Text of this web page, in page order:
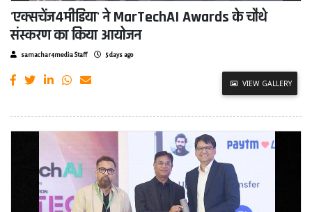
'एक्सचेंज4मीडिया' ने MarTechAI Awards के चौथे
संस्करण का किया आयोजन
samachar4media Staff 5 days ago
VIEW GALLERY